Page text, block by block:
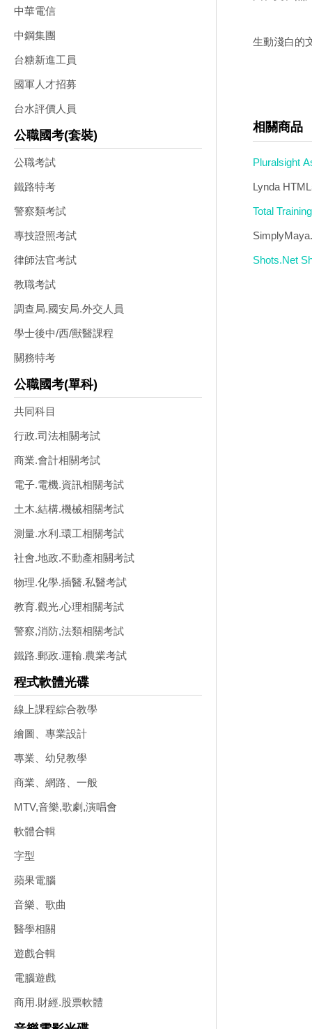
中華電信
中鋼集團
台糖新進工員
國軍人才招募
台水評價人員
公職國考(套裝)
公職考試
鐵路特考
警察類考試
專技證照考試
律師法官考試
教職考試
調查局.國安局.外交人員
學士後中/西/獸醫課程
關務特考
公職國考(單科)
共同科目
行政.司法相關考試
商業.會計相關考試
電子.電機.資訊相關考試
土木.結構.機械相關考試
測量.水利.環工相關考試
社會.地政.不動產相關考試
物理.化學.插醫.私醫考試
教育.觀光.心理相關考試
警察,消防,法類相關考試
鐵路.郵政.運輸.農業考試
程式軟體光碟
線上課程綜合教學
繪圖、專業設計
專業、幼兒教學
商業、網路、一般
MTV,音樂,歌劇,演唱會
軟體合輯
字型
蘋果電腦
音樂、歌曲
醫學相關
遊戲合輯
電腦遊戲
商用.財經.股票軟體
生動淺白的
相關商品
Pluralsight
設計教學 英
Lynda
Total
Shots.Net